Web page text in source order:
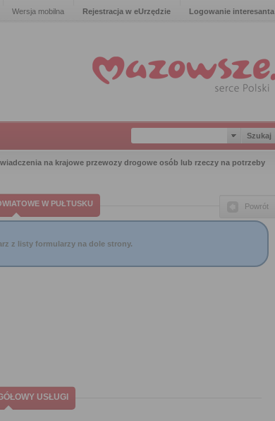
Wersja mobilna Rejestracja w eUrzędzie Logowanie interesanta
na krajowe przewozy drogowe osób lub rzeczy na potrzeby
W PUŁTUSKU Powrót
z listy formularzy na dole strony.
USŁUGI